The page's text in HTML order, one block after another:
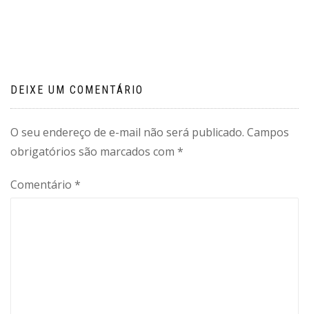
DEIXE UM COMENTÁRIO
O seu endereço de e-mail não será publicado. Campos
obrigatórios são marcados com *
Comentário *